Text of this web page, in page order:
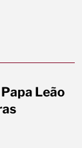
Leão